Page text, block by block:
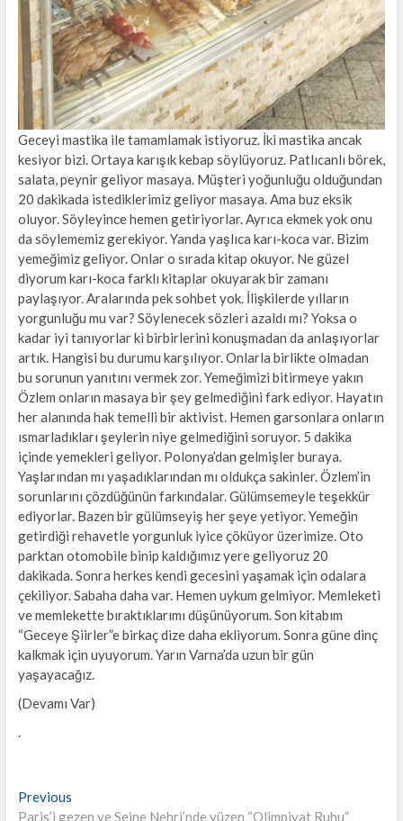
Geceyi mastika ile tamamlamak istiyoruz. İki mastika ancak
kesiyor bizi. Ortaya karışık kebap söylüyoruz. Patlıcanlı börek,
salata, peynir geliyor masaya. Müşteri yoğunluğu olduğundan
20 dakikada istediklerimiz geliyor masaya. Ama buz eksik
oluyor. Söyleyince hemen getiriyorlar. Ayrıca ekmek yok onu
da söylememiz gerekiyor. Yanda yaşlıca karı-koca var. Bizim
yemeğimiz geliyor. Onlar o sırada kitap okuyor. Ne güzel
diyorum karı-koca farklı kitaplar okuyarak bir zamanı
paylaşıyor. Aralarında pek sohbet yok. İlişkilerde yılların
yorgunluğu mu var? Söylenecek sözleri azaldı mı? Yoksa o
kadar iyi tanıyorlar ki birbirlerini konuşmadan da anlaşıyorlar
artık. Hangisi bu durumu karşılıyor. Onlarla birlikte olmadan
bu sorunun yanıtını vermek zor. Yemeğimizi bitirmeye yakın
Özlem onların masaya bir şey gelmediğini fark ediyor. Hayatın
her alanında hak temelli bir aktivist. Hemen garsonlara onların
ısmarladıkları şeylerin niye gelmediğini soruyor. 5 dakika
içinde yemekleri geliyor. Polonya’dan gelmişler buraya.
Yaşlarından mı yaşadıklarından mı oldukça sakinler. Özlem’in
sorunlarını çözdüğünün farkındalar. Gülümsemeyle teşekkür
ediyorlar. Bazen bir gülümseyiş her şeye yetiyor. Yemeğin
getirdiği rehavetle yorgunluk iyice çöküyor üzerimize. Oto
parktan otomobile binip kaldığımız yere geliyoruz 20
dakikada. Sonra herkes kendi gecesini yaşamak için odalara
çekiliyor. Sabaha daha var. Hemen uykum gelmiyor. Memleketi
ve memlekette bıraktıklarımı düşünüyorum. Son kitabım
“Geceye Şiirler”e birkaç dize daha ekliyorum. Sonra güne dinç
kalkmak için uyuyorum. Yarın Varna’da uzun bir gün
yaşayacağız.
(Devamı Var)
.
Yazı
PreviousPrevious
post:
Paris’i gezen ve Seine Nehri’nde yüzen “Olimpiyat Ruhu”